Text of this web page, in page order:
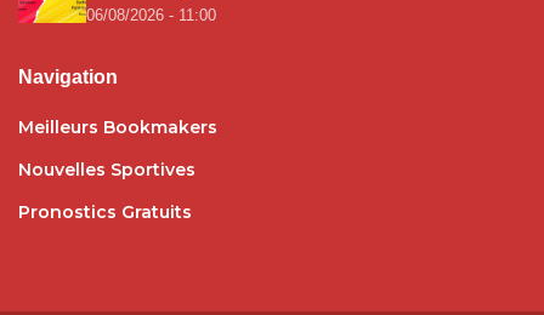
06/08/2026 - 11:00
Navigation
Meilleurs Bookmakers
Nouvelles Sportives
Pronostics Gratuits